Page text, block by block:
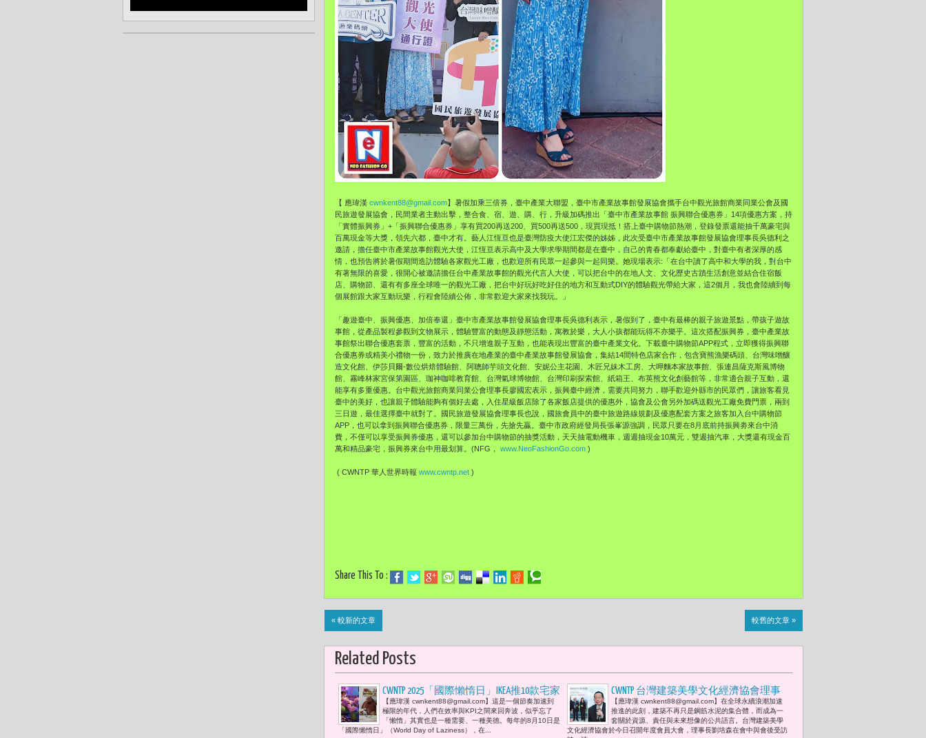
【 應瑋漢 cwnkent88@gmail.com】暑假加乘三倍券，臺中產業大聯盟，臺中市產業故事館發展協會攜手台中觀光旅館商業同業公會及國
民旅遊發展協會，民間業者主動出擊，整合食、宿、遊、購、行，升級加碼推出「臺中市產業故事館 振興聯合優惠券」14項優惠方案，持
「實體振興券」+「振興聯合優惠券」享有買200再送200、買500再送500，現買現抵！搭上臺中購物節熱潮，登錄發票還能抽千萬豪宅與
百萬現金等大獎，領先六都，臺中才有。藝人江恆亘也是臺灣防疫大使江宏傑的姊姊，此次受臺中市產業故事館發展協會理事長吳德利之
邀請，擔任臺中市產業故事館觀光大使，江恆亘表示高中及大學求學期間都是在臺中，自己的青春都奉獻給臺中，對臺中有者深厚的感
情，也預告將於暑假期間造訪體驗各家觀光工廠，也歡迎所有民眾一起參與一起同樂。她現場表示:「在台中讀了高中和大學的我，對台中
有著無限的喜愛，很開心被邀請擔任台中產業故事館的觀光代言人大使，可以把台中的在地人文、文化歷史古蹟生活創意並結合住宿飯
店、購物節、還有有多座全球唯一的觀光工廠，把台中好玩好吃好住的地方和互動式DIY的體驗觀光帶給大家，這2個月，我也會陸續到每
個展館跟大家互動玩樂，行程會陸續公佈，非常歡迎大家來找我玩。」
「趣遊臺中、振興優惠、加倍奉還」臺中市產業故事館發展協會理事長吳德利表示，暑假到了，臺中有最棒的親子旅遊景點，帶孩子遊故
事館，從產品製程參觀到文物展示，體驗豐富的動態及靜態活動，寓教於樂，大人小孩都能玩得不亦樂乎。這次搭配振興券，臺中產業故
事館祭出聯合優惠套票，豐富的活動，不只增進親子互動，也能表現出豐富的臺中產業文化。下載臺中購物節APP程式，立即獲得振興聯
合優惠券或精美小禮物一份，致力於推廣在地產業的臺中產業故事館發展協會，集結14間特色店家合作，包含寶熊漁樂碼頭、台灣味噌釀
造文化館、伊莎貝爾-數位烘焙體驗館、阿聰師芋頭文化館、安妮公主花園、木匠兄妹木工房、大呷麵本家故事館、張連昌薩克斯風博物
館、霧峰林家宮保第園區、珈神咖啡教育館、台灣氣球博物館、台灣印刷探索館、紙箱王、布英熊文化創藝館等，非常適合親子互動，還
能享有多重優惠。台中觀光旅館商業同業公會理事長廖國宏表示，振興臺中經濟，需要共同努力，聯手歡迎外縣市的民眾們，讓旅客看見
臺中的美好，也讓親子體驗能夠有個好去處，入住星級飯店除了各家飯店提供的優惠外，協會及公會另外加碼送觀光工廠免費門票，兩到
三日遊，最佳選擇臺中就對了。國民旅遊發展協會理事長也說，國旅會員中的臺中旅遊路線規劃及優惠配套方案之旅客加入台中購物節
APP，也可以拿到振興聯合優惠券，限量三萬份，先搶先贏。臺中市政府經發局長張峯源強調，民眾只要在8月底前持振興劵來台中消
費，不僅可以享受振興券優惠，還可以參加台中購物節的抽獎活動，天天抽電動機車，週週抽現金10萬元，雙週抽汽車，大獎還有現金百
萬和精品豪宅，振興券來台中用最划算。(NFG， www.NeoFashionGo.com )
( CWNTP 華人世界時報 www.cwntp.net )
Share This To :
« 較新的文章 較舊的文章 »
Related Posts
CWNTP 2025「國際懶惰日」IKEA推10款宅家
神器「躺好、躺滿、躺出儀式感」耍
廢，值得被尊重
【應瑋漢 cwnkent88@gmail.com】這是一個節奏加速到
極限的年代，人們在效率與KPI之間來回奔波，似乎忘了
「懶惰」其實也是一種需要、一種美德。每年的8月10日是
「國際懶惰日」（World Day of Laziness），在...
CWNTP 台灣建築美學文化經濟協會理事
長劉培森 : 「從拆除現場到城市美學，
台灣營建循環經濟的關鍵轉身。」
【應瑋漢 cwnkent88@gmail.com】在全球永續浪潮加速
推進的此刻，建築不再只是鋼筋水泥的集合體，而成為一
套關於資源、責任與未來想像的公共語言。台灣建築美學
文化經濟協會於今日召開年度會員大會，理事長劉培森在會中與會後受訪